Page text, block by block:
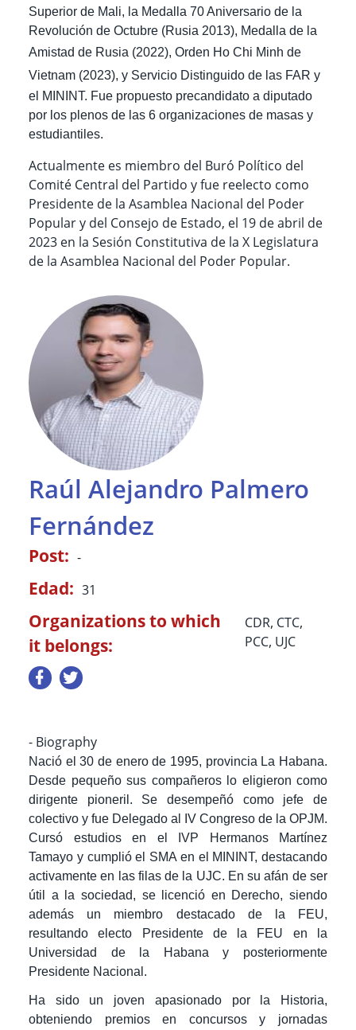
Superior de Mali, la Medalla 70 Aniversario de la
Revolución de Octubre (Rusia 2013), Medalla de la
Amistad de Rusia (2022), Orden Ho Chi Minh de
Vietnam (2023), y Servicio Distinguido de las FAR y
el MININT. Fue propuesto precandidato a diputado
por los plenos de las 6 organizaciones de masas y
estudiantiles.
Actualmente es miembro del Buró Político del
Comité Central del Partido y fue reelecto como
Presidente de la Asamblea Nacional del Poder
Popular y del Consejo de Estado, el 19 de abril de
2023 en la Sesión Constitutiva de la X Legislatura
de la Asamblea Nacional del Poder Popular.
Raúl Alejandro Palmero
Fernández
Post: -
Edad: 31
Organizations to which
it belongs:
CDR, CTC,
PCC, UJC
- Biography
Nació el 30 de enero de 1995, provincia La Habana.
Desde pequeño sus compañeros lo eligieron como
dirigente pioneril. Se desempeñó como jefe de
colectivo y fue Delegado al IV Congreso de la OPJM.
Cursó estudios en el IVP Hermanos Martínez
Tamayo y cumplió el SMA en el MININT, destacando
activamente en las filas de la UJC. En su afán de ser
útil a la sociedad, se licenció en Derecho, siendo
además un miembro destacado de la FEU,
resultando electo Presidente de la FEU en la
Universidad de la Habana y posteriormente
Presidente Nacional.
Ha sido un joven apasionado por la Historia,
obteniendo premios en concursos y jornadas